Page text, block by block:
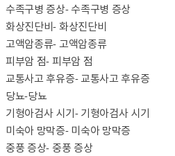
수족구병 증상- 수족구병 증상
화상진단비- 화상진단비
고액암종류- 고액암종류
피부암 점- 피부암 점
교통사고 후유증- 교통사고 후유증
당뇨-당뇨
기형아검사 시기- 기형아검사 시기
미숙아 망막증- 미숙아 망막증
중풍 증상- 중풍 증상